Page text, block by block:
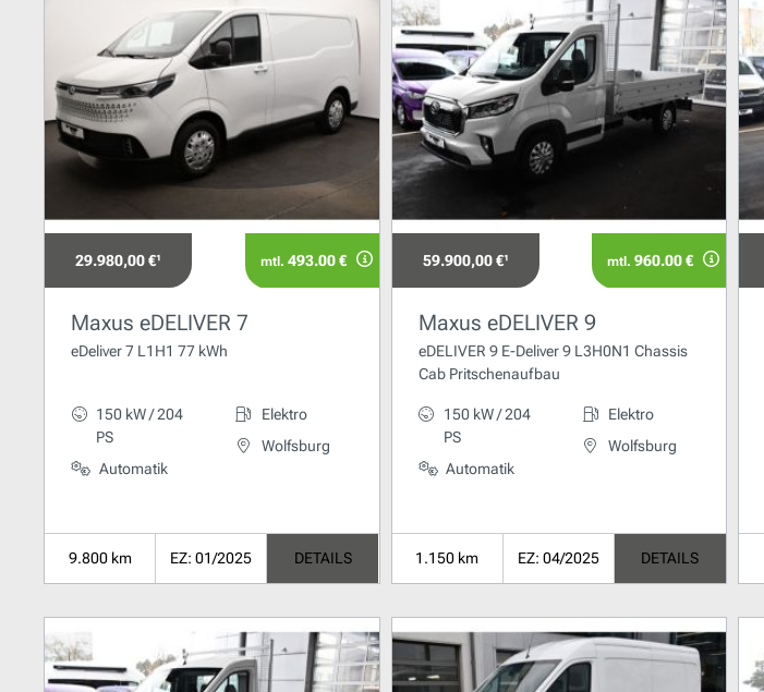
29.980,00 €¹ mtl. 493.00 €
Maxus eDELIVER 7
eDeliver 7 L1H1 77 kWh
150 kW / 204
PS
Automatik
Elektro
Wolfsburg
9.800 km EZ: 01/2025 DETAILS
59.900,00 €¹ mtl. 960.00 €
Maxus eDELIVER 9
eDELIVER 9 E-Deliver 9 L3H0N1 Chassis
Cab Pritschenaufbau
150 kW / 204
PS
Automatik
Elektro
Wolfsburg
1.150 km EZ: 04/2025 DETAILS